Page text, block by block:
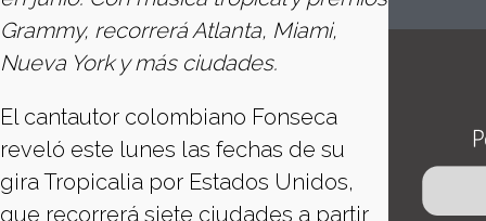
Grammy, recorrerá Atlanta, Miami,
Nueva York y más ciudades.
El cantautor colombiano Fonseca
reveló este lunes las fechas de su
gira Tropicalia por Estados Unidos,
que recorrerá siete ciudades a partir